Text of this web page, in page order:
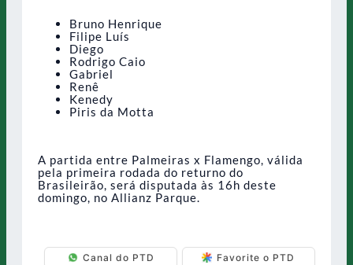
Bruno Henrique
Filipe Luís
Diego
Rodrigo Caio
Gabriel
Renê
Kenedy
Piris da Motta
A partida entre Palmeiras x Flamengo, válida
pela primeira rodada do returno do
Brasileirão, será disputada às 16h deste
domingo, no Allianz Parque.
Canal do PTD Favorite o PTD